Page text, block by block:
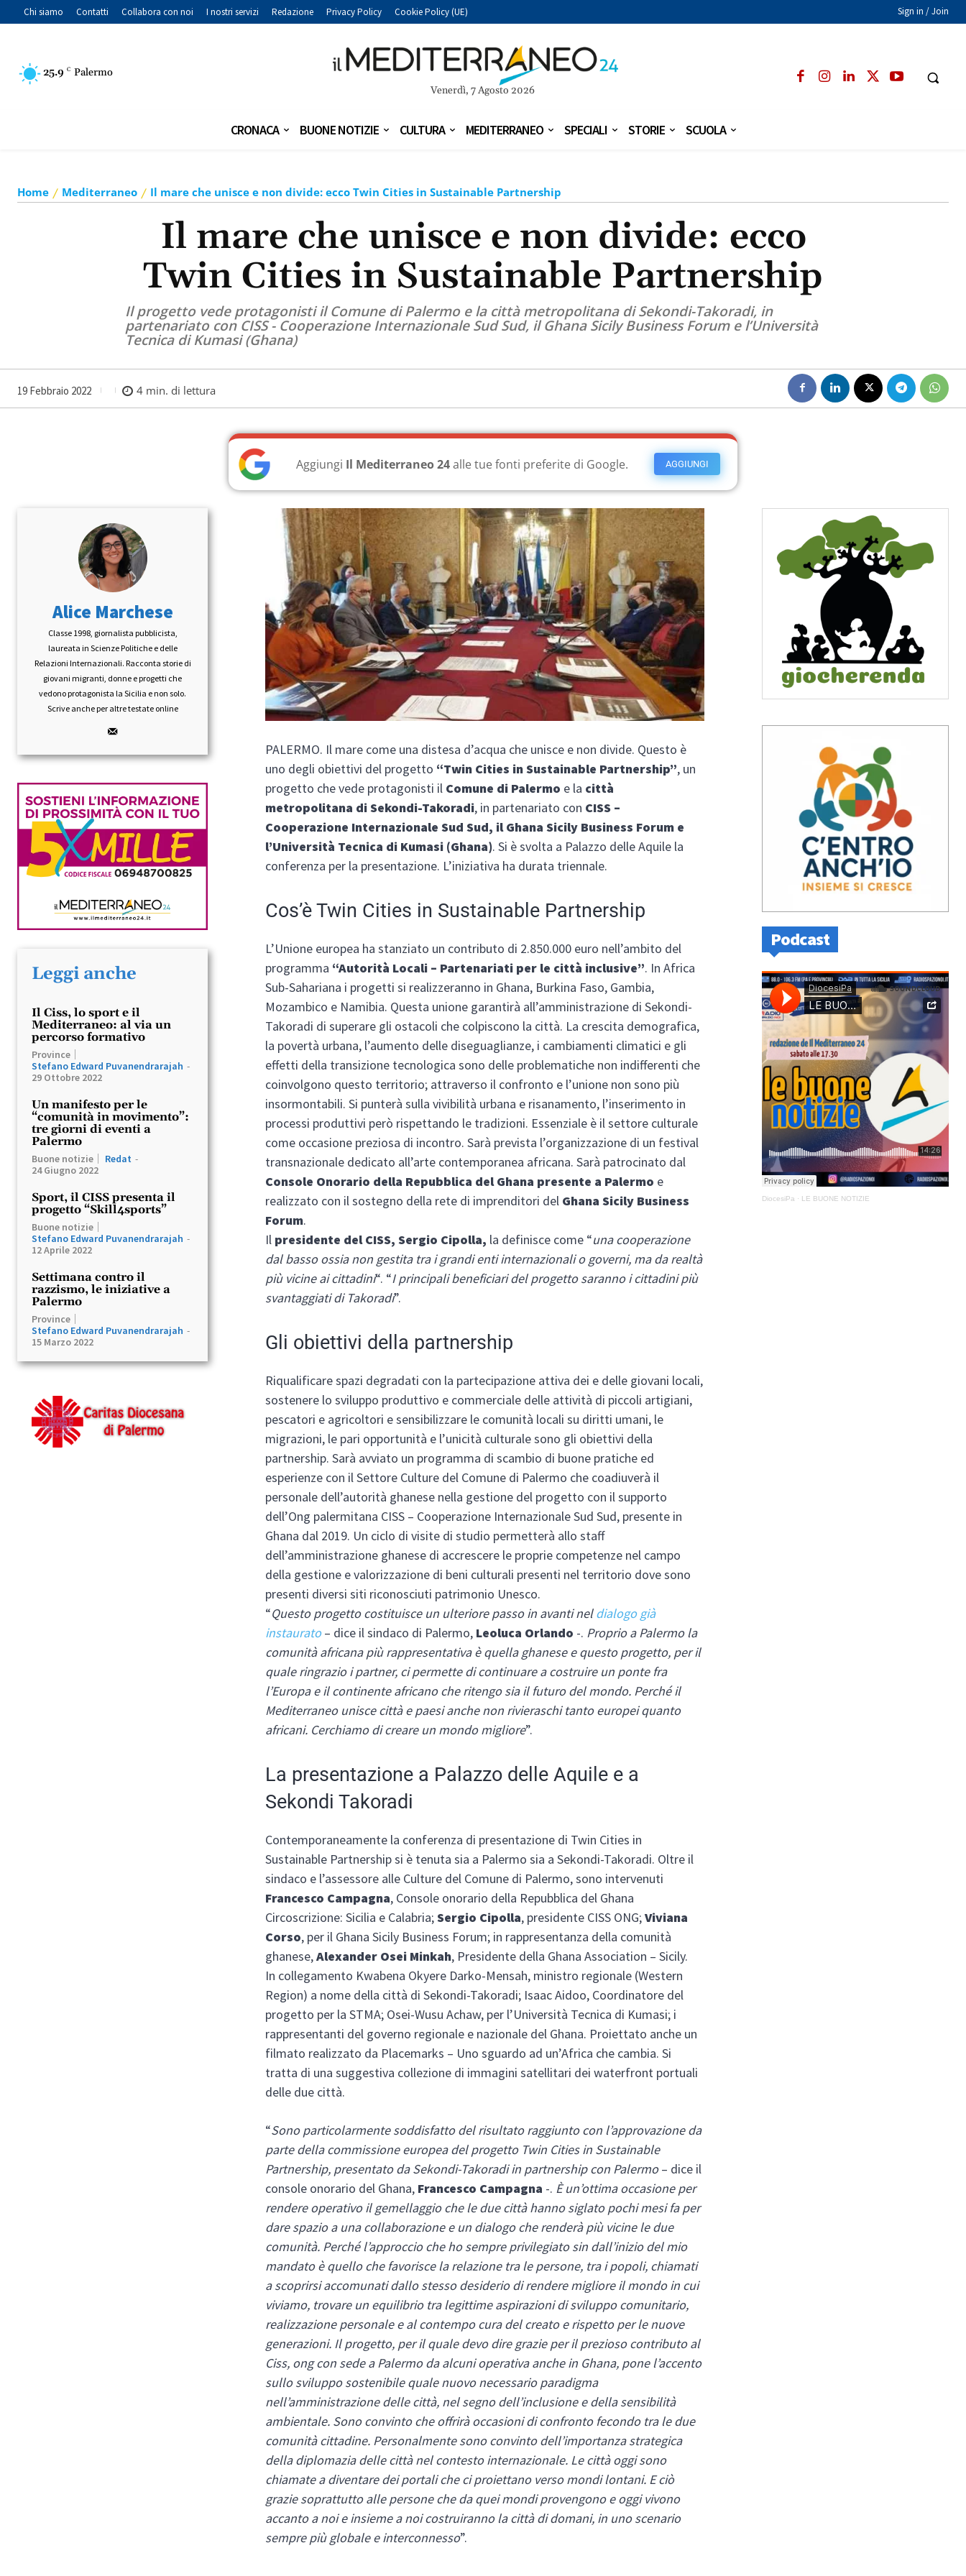
Chi siamo Contatti Collabora con noi I nostri servizi Redazione Privacy Policy Cookie Policy (UE) Sign in / Join
25.9 C Palermo
Venerdì, 7 Agosto 2026
CRONACA BUONE NOTIZIE CULTURA MEDITERRANEO SPECIALI STORIE SCUOLA
Home Mediterraneo Il mare che unisce e non divide: ecco Twin Cities in Sustainable Partnership
Il mare che unisce e non divide: ecco
Twin Cities in Sustainable Partnership
Il progetto vede protagonisti il Comune di Palermo e la città metropolitana di Sekondi-Takoradi, in
partenariato con CISS - Cooperazione Internazionale Sud Sud, il Ghana Sicily Business Forum e l’Università
Tecnica di Kumasi (Ghana)
19 Febbraio 2022 4 min. di lettura
AGGIUNGI
Aggiungi Il Mediterraneo 24alle tue fonti preferite di Google.
Alice Marchese
Classe 1998, giornalista pubblicista,
laureata in Scienze Politiche e delle
Relazioni Internazionali. Racconta storie di
giovani migranti, donne e progetti che
vedono protagonista la Sicilia e non solo.
Scrive anche per altre testate online
Leggi anche
Il Ciss, lo sport e il
Mediterraneo: al via un
percorso formativo
Province
Stefano Edward Puvanendrarajah -
29 Ottobre 2022
Un manifesto per le
“comunità in movimento”:
tre giorni di eventi a
Palermo
Buone notizie Redat -
24 Giugno 2022
Sport, il CISS presenta il
progetto “Skill4sports”
Buone notizie
Stefano Edward Puvanendrarajah -
12 Aprile 2022
Settimana contro il
razzismo, le iniziative a
Palermo
Province
Stefano Edward Puvanendrarajah -
15 Marzo 2022
PALERMO. Il mare come una distesa d’acqua che unisce e non divide. Questo è
uno degli obiettivi del progetto “Twin Cities in Sustainable Partnership”, un
progetto che vede protagonisti il Comune di Palermo e la città
metropolitana di Sekondi-Takoradi, in partenariato con CISS –
Cooperazione Internazionale Sud Sud, il Ghana Sicily Business Forum e
l’Università Tecnica di Kumasi (Ghana). Si è svolta a Palazzo delle Aquile la
conferenza per la presentazione. L’iniziativa ha durata triennale.
Cos’è Twin Cities in Sustainable Partnership
L’Unione europea ha stanziato un contributo di 2.850.000 euro nell’ambito del
programma “Autorità Locali – Partenariati per le città inclusive”. In Africa
Sub-Sahariana i progetti si realizzeranno in Ghana, Burkina Faso, Gambia,
Mozambico e Namibia. Questa unione garantirà all’amministrazione di Sekondi-
Takoradi di superare gli ostacoli che colpiscono la città. La crescita demografica,
la povertà urbana, l’aumento delle diseguaglianze, i cambiamenti climatici e gli
effetti della transizione tecnologica sono delle problematiche non indifferenti che
coinvolgono questo territorio; attraverso il confronto e l’unione non sono più
insormontabili. Si punterà sulla vivibilità urbana e risanamento, l’inserimento in
processi produttivi però rispettando le tradizioni. Essenziale è il settore culturale
come occasione preziosa di incontro. Sarà prevista l’organizzazione di un festival
transnazionale dedicato all’arte contemporanea africana. Sarà patrocinato dal
Console Onorario della Repubblica del Ghana presente a Palermo e
realizzato con il sostegno della rete di imprenditori del Ghana Sicily Business
Forum.
Il presidente del CISS, Sergio Cipolla, la definisce come “una cooperazione
dal basso ossia non gestita tra i grandi enti internazionali o governi, ma da realtà
più vicine ai cittadini“. “I principali beneficiari del progetto saranno i cittadini più
svantaggiati di Takoradi”.
Gli obiettivi della partnership
Riqualificare spazi degradati con la partecipazione attiva dei e delle giovani locali,
sostenere lo sviluppo produttivo e commerciale delle attività di piccoli artigiani,
pescatori e agricoltori e sensibilizzare le comunità locali su diritti umani, le
migrazioni, le pari opportunità e l’unicità culturale sono gli obiettivi della
partnership. Sarà avviato un programma di scambio di buone pratiche ed
esperienze con il Settore Culture del Comune di Palermo che coadiuverà il
personale dell’autorità ghanese nella gestione del progetto con il supporto
dell’Ong palermitana CISS – Cooperazione Internazionale Sud Sud, presente in
Ghana dal 2019. Un ciclo di visite di studio permetterà allo staff
dell’amministrazione ghanese di accrescere le proprie competenze nel campo
della gestione e valorizzazione di beni culturali presenti nel territorio dove sono
presenti diversi siti riconosciuti patrimonio Unesco.
“Questo progetto costituisce un ulteriore passo in avanti neldialogo già
instaurato– dice il sindaco di Palermo, Leoluca Orlando -. Proprio a Palermo la
comunità africana più rappresentativa è quella ghanese e questo progetto, per il
quale ringrazio i partner, ci permette di continuare a costruire un ponte fra
l’Europa e il continente africano che ritengo sia il futuro del mondo. Perché il
Mediterraneo unisce città e paesi anche non rivieraschi tanto europei quanto
africani. Cerchiamo di creare un mondo migliore”.
La presentazione a Palazzo delle Aquile e a
Sekondi Takoradi
Contemporaneamente la conferenza di presentazione di Twin Cities in
Sustainable Partnership si è tenuta sia a Palermo sia a Sekondi-Takoradi. Oltre il
sindaco e l’assessore alle Culture del Comune di Palermo, sono intervenuti
Francesco Campagna, Console onorario della Repubblica del Ghana
Circoscrizione: Sicilia e Calabria;Sergio Cipolla, presidente CISS ONG;Viviana
Corso, per il Ghana Sicily Business Forum; in rappresentanza della comunità
ghanese,Alexander Osei Minkah, Presidente della Ghana Association – Sicily.
In collegamento Kwabena Okyere Darko-Mensah, ministro regionale (Western
Region) a nome della città di Sekondi-Takoradi; Isaac Aidoo, Coordinatore del
progetto per la STMA; Osei-Wusu Achaw, per l’Università Tecnica di Kumasi; i
rappresentanti del governo regionale e nazionale del Ghana. Proiettato anche un
filmato realizzato da Placemarks – Uno sguardo ad un’Africa che cambia. Si
tratta di una suggestiva collezione di immagini satellitari dei waterfront portuali
delle due città.
“Sono particolarmente soddisfatto del risultato raggiunto con l’approvazione da
parte della commissione europea del progetto Twin Cities in Sustainable
Partnership, presentato da Sekondi-Takoradi in partnership con Palermo– dice il
console onorario del Ghana, Francesco Campagna -. È un’ottima occasione per
rendere operativo il gemellaggio che le due città hanno siglato pochi mesi fa per
dare spazio a una collaborazione e un dialogo che renderà più vicine le due
comunità. Perché l’approccio che ho sempre privilegiato sin dall’inizio del mio
mandato è quello che favorisce la relazione tra le persone, tra i popoli, chiamati
a scoprirsi accomunati dallo stesso desiderio di rendere migliore il mondo in cui
viviamo, trovare un equilibrio tra legittime aspirazioni di sviluppo comunitario,
realizzazione personale e al contempo cura del creato e rispetto per le nuove
generazioni. Il progetto, per il quale devo dire grazie per il prezioso contributo al
Ciss, ong con sede a Palermo da alcuni operativa anche in Ghana, pone l’accento
sullo sviluppo sostenibile quale nuovo necessario paradigma
nell’amministrazione delle città, nel segno dell’inclusione e della sensibilità
ambientale. Sono convinto che offrirà occasioni di confronto fecondo tra le due
comunità cittadine. Personalmente sono convinto dell’importanza strategica
della diplomazia delle città nel contesto internazionale. Le città oggi sono
chiamate a diventare dei portali che ci proiettano verso mondi lontani. E ciò
grazie soprattutto alle persone che da quei mondi provengono e oggi vivono
accanto a noi e insieme a noi costruiranno la città di domani, in uno scenario
sempre più globale e interconnesso”.
Podcast
DiocesiPa · LE BUONE NOTIZIE